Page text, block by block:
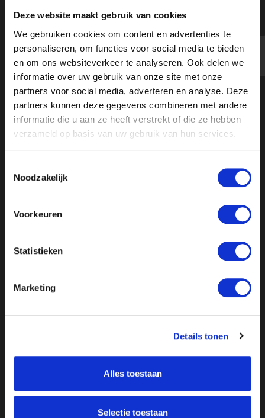
Deze website maakt gebruik van cookies
We gebruiken cookies om content en advertenties te
personaliseren, om functies voor social media te bieden
en om ons websiteverkeer te analyseren. Ook delen we
informatie over uw gebruik van onze site met onze
partners voor social media, adverteren en analyse. Deze
partners kunnen deze gegevens combineren met andere
informatie die u aan ze heeft verstrekt of die ze hebben
verzameld op basis van uw gebruik van hun services.
Noodzakelijk
Voorkeuren
Statistieken
Marketing
Details tonen
Alles toestaan
Selectie toestaan
Kijk de hele uitzending
Onze missie
Steunbetuigingen
Vacatures